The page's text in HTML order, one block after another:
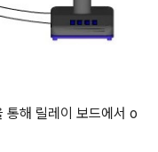
통해 릴레이 보드에서 o